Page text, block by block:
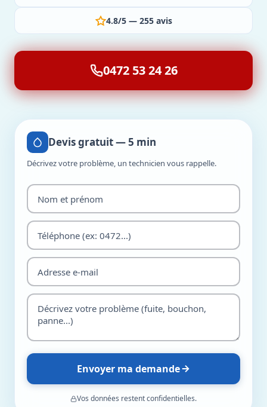
4.8/5 — 255 avis
0472 53 24 26
Devis gratuit — 5 min
Décrivez votre problème, un technicien vous rappelle.
Envoyer ma demande
Vos données restent confidentielles.